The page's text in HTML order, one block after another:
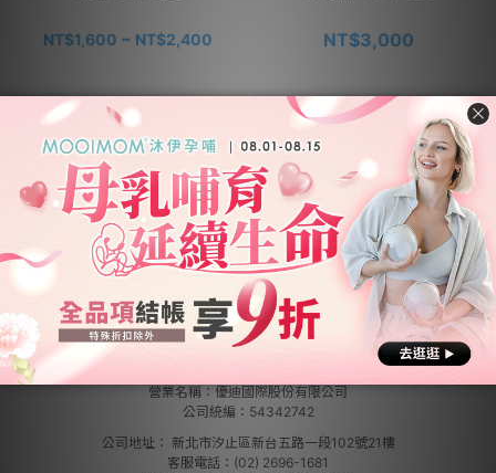
NT$1,600 ~ NT$2,400 NT$3,000
營業名稱：優迪國際股份有限公司
公司統編：54342742
公司地址： 新北市汐止區新台五路一段102號21樓
客服電話：(02) 2696-1681